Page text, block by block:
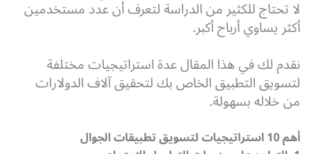
لا تحتاج للكثير من الدراسة لتعرف أن عدد مستخدمين
أكثر يساوي أرباح أكبر.
نقدم لك في هذا المقال عدة استراتيجيات مختلفة
لتسويق التطبيق الخاص بك لتحقيق آلاف الدولارات
من خلاله بسهولة.
أهم 10 استراتيجيات لتسويق تطبيقات الجوال